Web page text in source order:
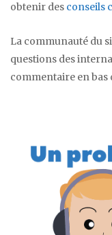
obtenir des conseils
La communauté du
questions des
commentaire en bas